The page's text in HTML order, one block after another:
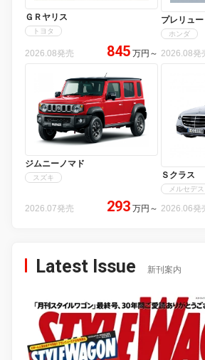
ＧＲヤリス
トヨタ
2026.08発売 845 万円 ～
プレリュー
ホンダ
2026.08発
ジムニーノマド
スズキ
2026.07発売 293 万円 ～
Ｓクラス
メルセデ
2026.06発
Latest Issue 新刊案内